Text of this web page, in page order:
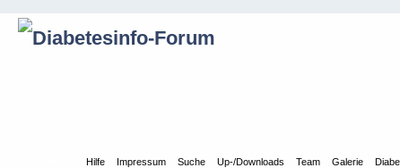
Hilfe Impressum Suche Up-/Downloads Team Galerie